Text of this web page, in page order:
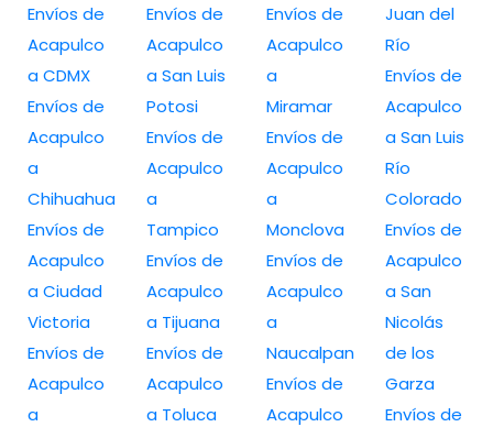
Envíos de
Acapulco
a CDMX
Envíos de
Acapulco
a
Chihuahua
Envíos de
Acapulco
a Ciudad
Victoria
Envíos de
Acapulco
a
Envíos de
Acapulco
a San Luis
Potosi
Envíos de
Acapulco
a
Tampico
Envíos de
Acapulco
a Tijuana
Envíos de
Acapulco
a Toluca
Envíos de
Acapulco
a
Miramar
Envíos de
Acapulco
a
Monclova
Envíos de
Acapulco
a
Naucalpan
Envíos de
Acapulco
Juan del
Río
Envíos de
Acapulco
a San Luis
Río
Colorado
Envíos de
Acapulco
a San
Nicolás
de los
Garza
Envíos de